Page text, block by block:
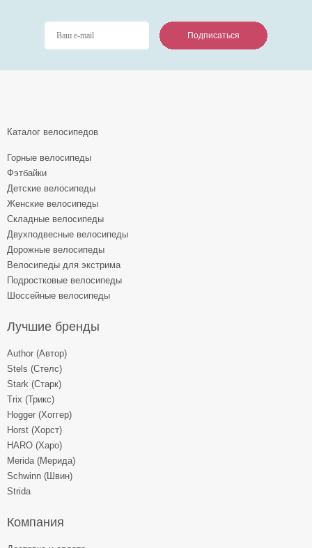
Подписаться
Подписаться
Подписаться
Каталог велосипедов
Горные велосипеды
Фэтбайки
Детские велосипеды
Женские велосипеды
Складные велосипеды
Двухподвесные велосипеды
Дорожные велосипеды
Велосипеды для экстрима
Подростковые велосипеды
Шоссейные велосипеды
Лучшие бренды
Author (Автор)
Stels (Стелс)
Stark (Старк)
Trix (Трикс)
Hogger (Хоггер)
Horst (Хорст)
HARO (Харо)
Merida (Мерида)
Schwinn (Швин)
Strida
Компания